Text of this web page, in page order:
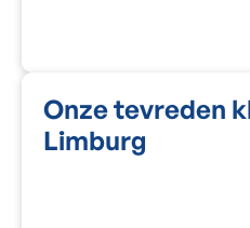
Onze tevreden
Limburg